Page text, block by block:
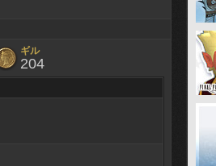
ギル
204